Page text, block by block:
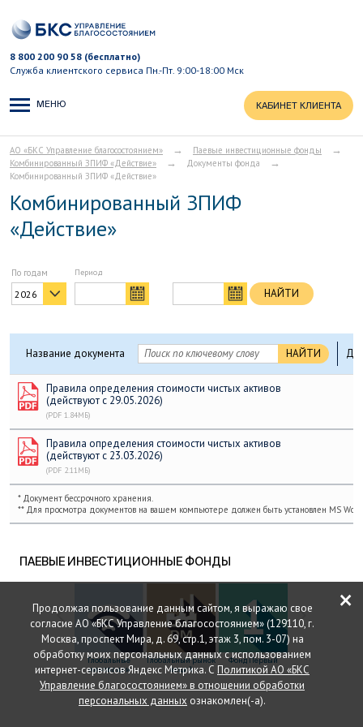
Продолжая пользование данным сайтом, я выражаю свое
согласие АО «БКС Управление благосостоянием» (129110, г.
Москва, проспект Мира, д. 69, стр.1, этаж 3, пом. 3-07) на
обработку моих персональных данных с использованием
интернет-сервисов Яндекс Метрика. С Политикой АО «БКС
Управление благосостоянием» в отношении обработки
персональных данных ознакомлен(-а).
×
8 800 200 90 58 (бесплатно)
Служба клиентского сервиса Пн.-Пт. 9:00-18:00 Мск
КАБИНЕТ КЛИЕНТА
МЕНЮ
АО «БКС Управление благосостоянием» → Паевые инвестиционные фонды →
Комбинированный ЗПИФ «Действие» → Документы фонда →
Комбинированный ЗПИФ «Действие»
Комбинированный ЗПИФ
«Действие»
По годам
2026 НАЙТИ
Название документа НАЙТИ
Правила определения стоимости чистых активов
(действуют с 29.05.2026)
(PDF 1.84МБ)
Правила определения стоимости чистых активов
(действуют с 23.03.2026)
(PDF 2.11МБ)
* Документ бессрочного хранения.
** Для просмотра документов на вашем компьютере должен быть установлен MS
ПАЕВЫЕ ИНВЕСТИЦИОННЫЕ ФОНДЫ
Глобальные
инновации
Глобальный рынок
акций
Фонд Первый